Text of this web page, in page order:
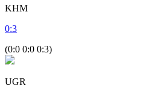
KHM
0:3
(0:0 0:0 0:3)
UGR